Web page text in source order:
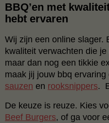
BBQ’en met
hebt ervaren
Wij zijn een online slager.
kwaliteit verwachten die
maar dan nog een tikkie
maak jij jouw bbq
sauzen en rooksnippers.
De keuze is reuze. Kies
Beef Burgers, of ga voor